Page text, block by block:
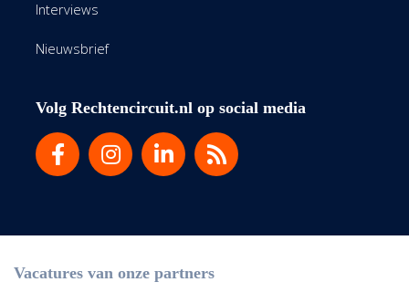
Interviews
Nieuwsbrief
Volg Rechtencircuit.nl op social media
Vacatures van onze partners